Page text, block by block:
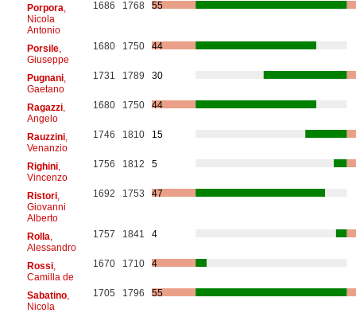
Porpora
Nicola
Antonio
1686 1768 55
Porsile,
Giuseppe
1680 1750 44
Pugnani,
Gaetano
1731 1789 30
Ragazzi,
Angelo
1680 1750 44
Rauzzini,
Venanzio
1746 1810 15
Righini,
Vincenzo
1756 1812 5
Ristori,
Giovanni
Alberto
1692 1753 47
Rolla
Alessandro
1757 1841 4
Rossi,
Camilla de
1670 1710 4
Sabatino,
Nicola
1705 1796 55